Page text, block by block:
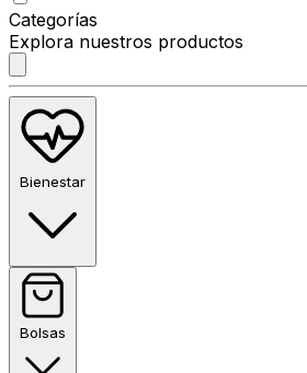
Categorías
Explora nuestros productos
Bienestar
Bolsas